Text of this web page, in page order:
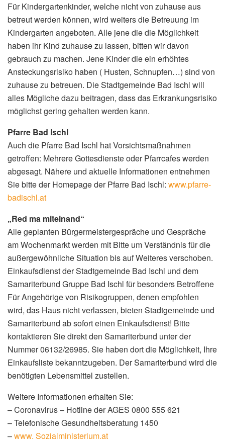
Für Kindergartenkinder, welche nicht von zuhause aus
betreut werden können, wird weiters die Betreuung im
Kindergarten angeboten. Alle jene die die Möglichkeit
haben ihr Kind zuhause zu lassen, bitten wir davon
gebrauch zu machen. Jene Kinder die ein erhöhtes
Ansteckungsrisiko haben ( Husten, Schnupfen…) sind von
zuhause zu betreuen. Die Stadtgemeinde Bad Ischl will
alles Mögliche dazu beitragen, dass das Erkrankungsrisiko
möglichst gering gehalten werden kann.
Pfarre Bad Ischl
Auch die Pfarre Bad Ischl hat Vorsichtsmaßnahmen
getroffen: Mehrere Gottesdienste oder Pfarrcafes werden
abgesagt. Nähere und aktuelle Informationen entnehmen
Sie bitte der Homepage der Pfarre Bad Ischl: www.pfarre-
badischl.at
„Red ma miteinand“
Alle geplanten Bürgermeistergespräche und Gespräche
am Wochenmarkt werden mit Bitte um Verständnis für die
außergewöhnliche Situation bis auf Weiteres verschoben.
Einkaufsdienst der Stadtgemeinde Bad Ischl und dem
Samariterbund Gruppe Bad Ischl für besonders Betroffene
Für Angehörige von Risikogruppen, denen empfohlen
wird, das Haus nicht verlassen, bieten Stadtgemeinde und
Samariterbund ab sofort einen Einkaufsdienst! Bitte
kontaktieren Sie direkt den Samariterbund unter der
Nummer 06132/26985. Sie haben dort die Möglichkeit, Ihre
Einkaufsliste bekanntzugeben. Der Samariterbund wird die
benötigten Lebensmittel zustellen.
Weitere Informationen erhalten Sie:
– Coronavirus – Hotline der AGES 0800 555 621
– Telefonische Gesundheitsberatung 1450
–www. Sozialministerium.at